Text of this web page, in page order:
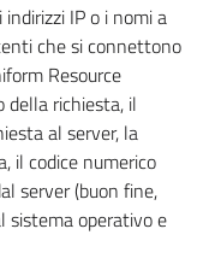
IP o i nomi a
che si connettono
Resource
della richiesta, il
al server, la
il codice numerico
server (buon fine,
sistema operativo e